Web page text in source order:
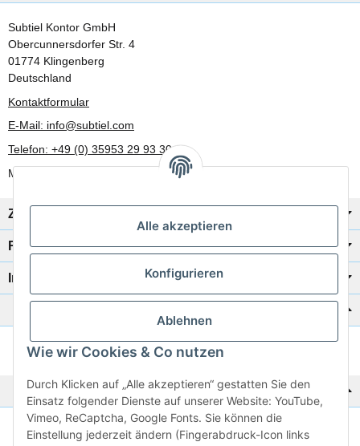
Alle akzeptieren
Konfigurieren
Ablehnen
Wie wir Cookies & Co nutzen
Durch Klicken auf „Alle akzeptieren“ gestatten Sie den
Einsatz folgender Dienste auf unserer Website: YouTube,
Vimeo, ReCaptcha, Google Fonts. Sie können die
Einstellung jederzeit ändern (Fingerabdruck-Icon links
Subtiel Kontor GmbH
Obercunnersdorfer Str. 4
01774 Klingenberg
Deutschland
Kontaktformular
E-Mail: info@subtiel.com
Telefon: +49 (0) 35953 29 93 30
Mo-Fr: 8:00 Uhr - 17:00 Uhr
Zahlung/Versand
Rechtliches
Informationen
Zur Schnellbestellung
Noch kein Katalog?
Preisliste anschauen